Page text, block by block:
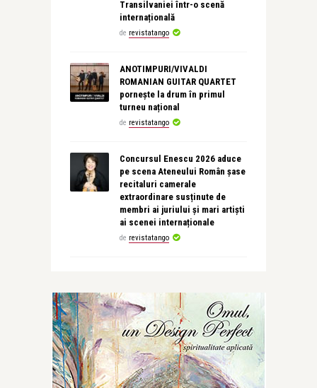
Transilvaniei într-o scenă
internațională
de revistatango
ANOTIMPURI/VIVALDI
ROMANIAN GUITAR QUARTET
pornește la drum în primul
turneu național
de revistatango
Concursul Enescu 2026 aduce
pe scena Ateneului Român șase
recitaluri camerale
extraordinare susținute de
membri ai juriului și mari artiști
ai scenei internaționale
de revistatango